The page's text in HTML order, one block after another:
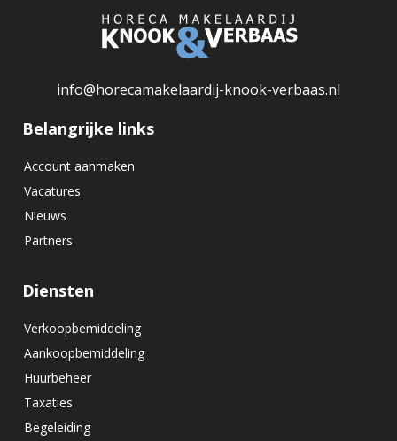
info@horecamakelaardij-knook-verbaas.nl
Belangrijke links
Account aanmaken
Vacatures
Nieuws
Partners
Diensten
Verkoopbemiddeling
Aankoopbemiddeling
Huurbeheer
Taxaties
Begeleiding